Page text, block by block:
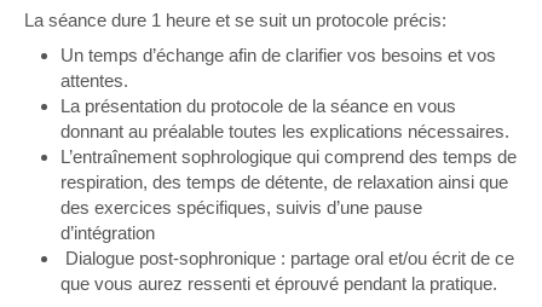
La séance dure 1 heure et se suit un protocole précis:
Un temps d’échange afin de clarifier vos besoins et vos
attentes.
La présentation du protocole de la séance en vous
donnant au préalable toutes les explications nécessaires.
L’entraînement sophrologique qui comprend des temps de
respiration, des temps de détente, de relaxation ainsi que
des exercices spécifiques, suivis d’une pause
d’intégration
Dialogue post-sophronique : partage oral et/ou écrit de ce
que vous aurez ressenti et éprouvé pendant la pratique.